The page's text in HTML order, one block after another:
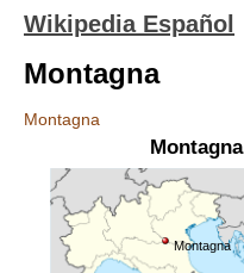
Wikipedia Español
Montagna
Montagna
Montagna
Montagna